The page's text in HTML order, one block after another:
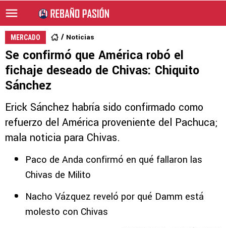
MERCADO Noticias
Se confirmó que América robó el
fichaje deseado de Chivas: Chiquito
Sánchez
Erick Sánchez habría sido confirmado como
refuerzo del América proveniente del Pachuca;
mala noticia para Chivas.
Paco de Anda confirmó en qué fallaron las
Chivas de Milito
Nacho Vázquez reveló por qué Damm está
molesto con Chivas